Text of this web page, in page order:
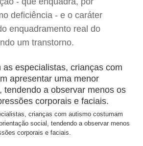
deficiência - e o caráter
enquadramento real do
um transtorno.
crianças com autismo costumam
social, tendendo a observar menos
corporais e faciais.